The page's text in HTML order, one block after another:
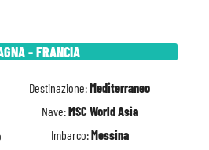
- FRANCIA
Destinazione:Mediterraneo
Nave:MSC World Asia
Imbarco:Messina